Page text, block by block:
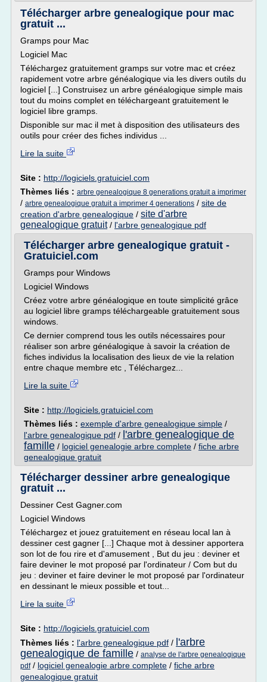
Télécharger arbre genealogique pour mac
gratuit ...
Gramps pour Mac
Logiciel Mac
Téléchargez gratuitement gramps sur votre mac et créez
rapidement votre arbre généalogique via les divers outils du
logiciel [...] Construisez un arbre généalogique simple mais
tout du moins complet en téléchargeant gratuitement le
logiciel libre gramps.
Disponible sur mac il met à disposition des utilisateurs des
outils pour créer des fiches individus ...
Lire la suite
Site : http://logiciels.gratuiciel.com
Thèmes liés : arbre genealogique 8 generations gratuit a imprimer
/ arbre genealogique gratuit a imprimer 4 generations / site de
creation d'arbre genealogique / site d'arbre
genealogique gratuit/ l'arbre genealogique pdf
Télécharger arbre genealogique gratuit -
Gratuiciel.com
Gramps pour Windows
Logiciel Windows
Créez votre arbre généalogique en toute simplicité grâce
au logiciel libre gramps téléchargeable gratuitement sous
windows.
Ce dernier comprend tous les outils nécessaires pour
réaliser son arbre généalogique à savoir la création de
fiches individus la localisation des lieux de vie la relation
entre chaque membre etc , Téléchargez...
Lire la suite
Site : http://logiciels.gratuiciel.com
Thèmes liés : exemple d'arbre genealogique simple /
l'arbre genealogique pdf / l'arbre genealogique de
famille / logiciel genealogie arbre complete / fiche arbre
genealogique gratuit
Télécharger dessiner arbre genealogique
gratuit ...
Dessiner Cest Gagner.com
Logiciel Windows
Téléchargez et jouez gratuitement en réseau local lan à
dessiner cest gagner [...] Chaque mot à dessiner apportera
son lot de fou rire et d'amusement , But du jeu : deviner et
faire deviner le mot proposé par l'ordinateur / Com but du
jeu : deviner et faire deviner le mot proposé par l'ordinateur
en dessinant le mieux possible et tout...
Lire la suite
Site : http://logiciels.gratuiciel.com
Thèmes liés : l'arbre genealogique pdf / l'arbre
genealogique de famille / analyse de l'arbre genealogique
pdf/ logiciel genealogie arbre complete / fiche arbre
genealogique gratuit